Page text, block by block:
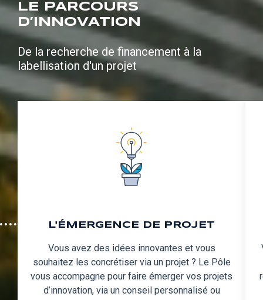
LE PARCOURS
D’INNOVATION
De la recherche de financement à la
labellisation d'un projet
L'ÉMERGENCE DE PROJET
Vous avez des idées innovantes et vous
souhaitez les concrétiser via un projet ? Le Pôle
vous accompagne pour faire émerger vos projets
d’innovation, via un conseil personnalisé ou